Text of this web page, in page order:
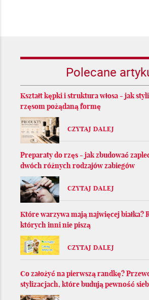
Polecane
Kształt kępki i struktura włosa - jak
rzęsom pożądaną formę
CZYTAJ DALEJ
Preparaty do rzęs - jak zbudować
dwóch różnych rodzajów zabiegów
CZYTAJ DALEJ
Które warzywa mają najwięcej białka?
których inni nie piszą
CZYTAJ DALEJ
Co założyć na pierwszą randkę?
stylizacjach, które budują pewność